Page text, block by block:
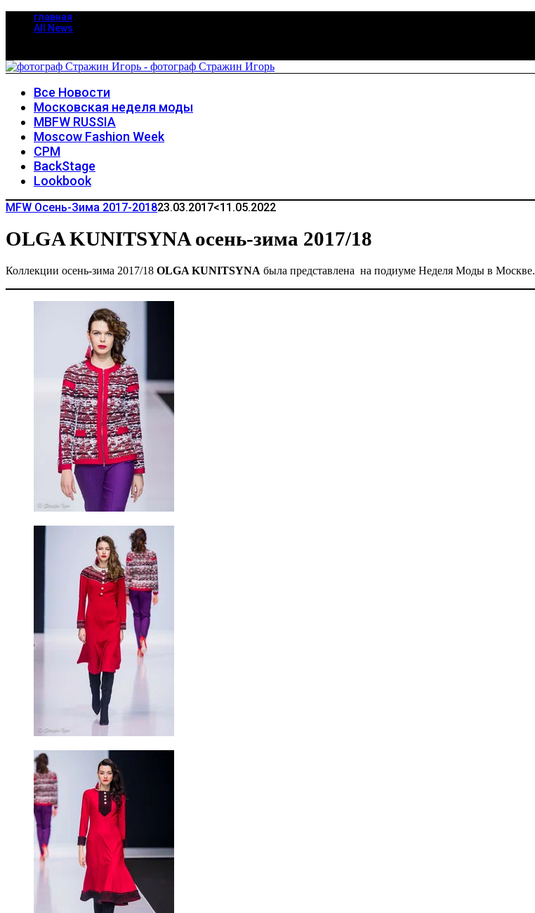
главная
All News
Все Новости
Московская неделя моды
MBFW RUSSIA
Moscow Fashion Week
CPM
BackStage
Lookbook
MFW Осень-Зима 2017-201823.03.2017<11.05.2022
OLGA KUNITSYNA осень-зима 2017/18
Коллекции осень-зима 2017/18 OLGA KUNITSYNA была представлена на подиуме Неделя Моды в Москве.